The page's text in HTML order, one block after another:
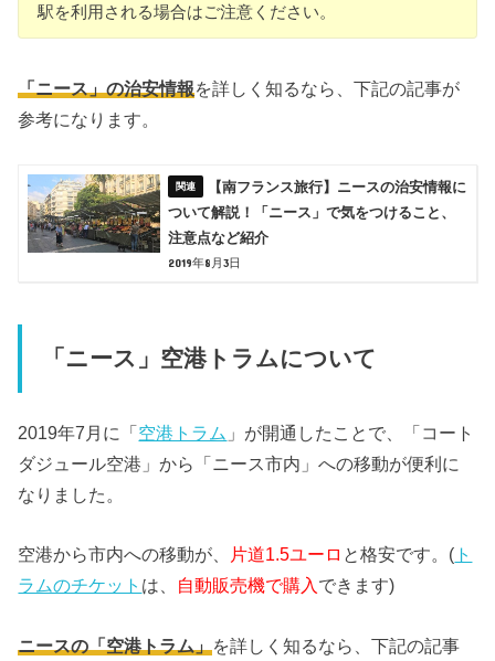
駅を利用される場合はご注意ください。
「ニース」の治安情報を詳しく知るなら、下記の記事が
参考になります。
【南フランス旅行】ニースの治安情報に
ついて解説！「ニース」で気をつけること、
注意点など紹介
2019年8月3日
「ニース」空港トラムについて
2019年7月に「空港トラム 」が開通したことで、「コート
ダジュール空港」から「ニース市内」への移動が便利に
なりました。
空港から市内への移動が、 片道1.5ユーロ と格安です。( ト
ラムのチケット は、 自動販売機で購入 できます)
ニースの「空港トラム」 を詳しく知るなら、下記の記事